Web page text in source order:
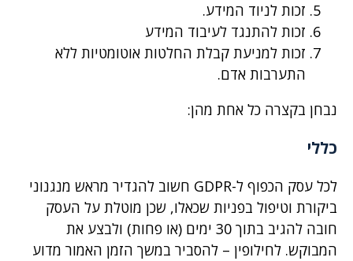
זכות לניוד המידע.
זכות להתנגד לעיבוד המידע
זכות למניעת קבלת החלטות אוטומטיות ללא
התערבות אדם.
נבחן בקצרה כל אחת מהן:
כללי
לכל עסק הכפוף ל-GDPR חשוב להגדיר מראש מנגנוני
ביקורת וטיפול בפניות שכאלו, שכן מוטלת על העסק
חובה להגיב בתוך 30 ימים (או פחות) ולבצע את
המבוקש. לחילופין – להסביר במשך הזמן האמור מדוע